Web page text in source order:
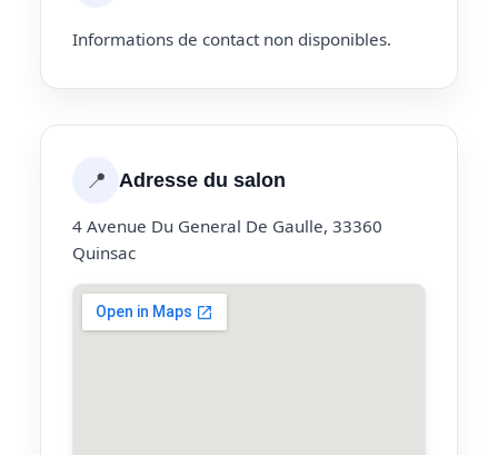
Informations de contact non disponibles.
📍 Adresse du salon
4 Avenue Du General De Gaulle, 33360
Quinsac